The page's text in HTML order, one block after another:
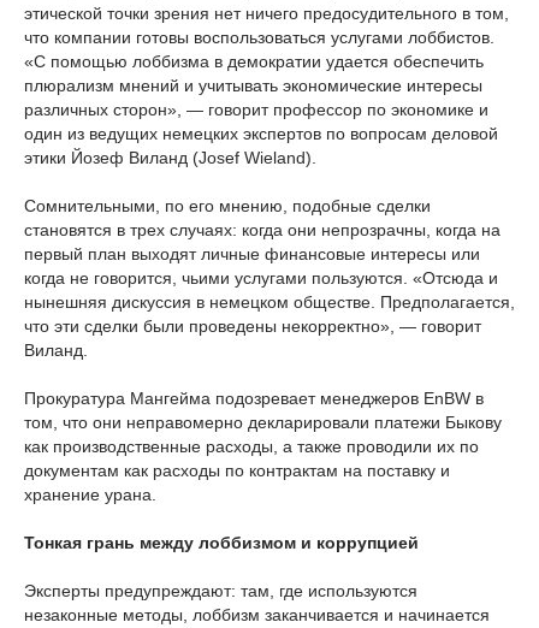
этической точки зрения нет ничего предосудительного в том,
что компании готовы воспользоваться услугами лоббистов.
«С помощью лоббизма в демократии удается обеспечить
плюрализм мнений и учитывать экономические интересы
различных сторон», — говорит профессор по экономике и
один из ведущих немецких экспертов по вопросам деловой
этики Йозеф Виланд (Josef Wieland).
Сомнительными, по его мнению, подобные сделки
становятся в трех случаях: когда они непрозрачны, когда на
первый план выходят личные финансовые интересы или
когда не говорится, чьими услугами пользуются. «Отсюда и
нынешняя дискуссия в немецком обществе. Предполагается,
что эти сделки были проведены некорректно», — говорит
Виланд.
Прокуратура Мангейма подозревает менеджеров EnBW в
том, что они неправомерно декларировали платежи Быкову
как производственные расходы, а также проводили их по
документам как расходы по контрактам на поставку и
хранение урана.
Тонкая грань между лоббизмом и коррупцией
Эксперты предупреждают: там, где используются
незаконные методы, лоббизм заканчивается и начинается